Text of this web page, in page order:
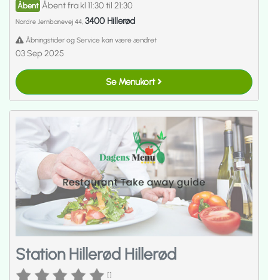
Åbent Åbent fra kl 11:30 til 21:30
Nordre Jernbanevej 44, 3400 Hillerød
Åbningstider og Service kan være ændret
03 Sep 2025
Se Menukort
Station Hillerød Hillerød
[]